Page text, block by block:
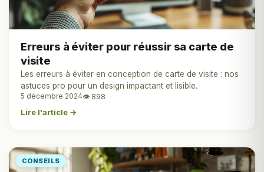
Erreurs à éviter pour réussir sa carte de
visite
Les erreurs à éviter en conception de carte de visite : nos
astuces pro pour un design impactant et lisible.
5 décembre 2024👁 898
Lire l'article →
CONSEILS